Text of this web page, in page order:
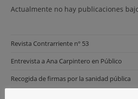
Actualmente no hay publicaciones
Revista Contrarriente nº 53
Entrevista a Ana Carpintero en Público
Recogida de firmas por la sanidad pública